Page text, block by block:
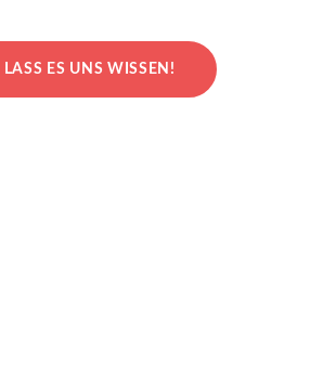
LASS ES UNS WISSEN!